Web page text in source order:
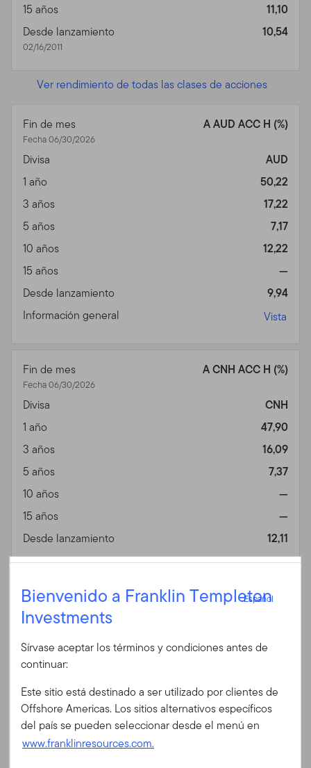
Iniciar sesión
ID de usuario
Contraseña
15 años
11,10
Desde lanzamiento
02/16/2011
10,54
Ver rendimiento de todas las clases de acciones
Fin de mes
Fecha 06/30/2026
A AUD ACC H (%)
Divisa
AUD
1 año
50,22
3 años
17,22
5 años
7,17
10 años
12,22
15 años
—
Desde lanzamiento
9,94
Información general
Vista
Fin de mes
Fecha 06/30/2026
A CNH ACC H (%)
Divisa
CNH
1 año
47,90
3 años
16,09
5 años
7,37
10 años
—
15 años
—
Desde lanzamiento
12,11
Información general
Vista
Fin de mes
Divisa
1 año
3 años
17,41
5 años
10,06
10 años
Bienvenido a Franklin Templeton
Investments
Español
Sírvase aceptar los términos y condiciones antes de
continuar:
Este sitio está destinado a ser utilizado por clientes de
Offshore Americas. Los sitios alternativos específicos
del país se pueden seleccionar desde el menú en
www.franklinresources.com.